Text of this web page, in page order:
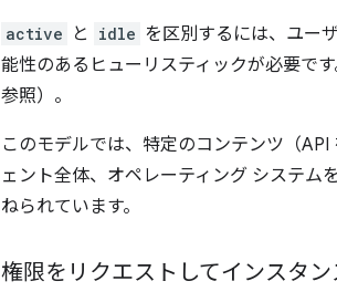
active と idle を区別するには、ユー
能性のあるヒューリスティックが必要で
参照）。
このモデルでは、特定のコンテンツ（
ェント全体、オペレーティング システム
ねられています。
権限をリクエストしてインスタン